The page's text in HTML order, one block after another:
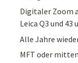
Digitaler Zoom
Leica Q3 und 43
Alle Jahre
MFT oder